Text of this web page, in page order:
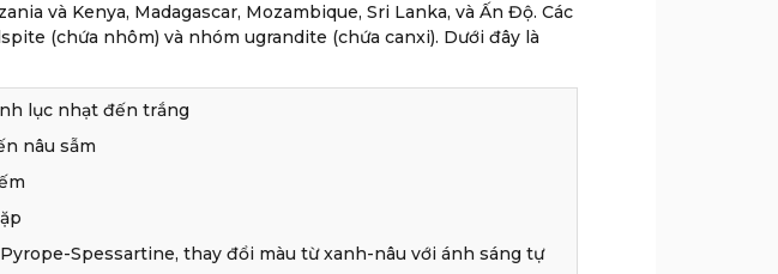
và Kenya, Madagascar, Mozambique, Sri Lanka, và Ấn Độ. Các
(chứa nhôm) và nhóm ugrandite (chứa canxi). Dưới đây là
lục nhạt đến trắng
nâu sẫm
Spessartine, thay đổi màu từ xanh-nâu với ánh sáng tự